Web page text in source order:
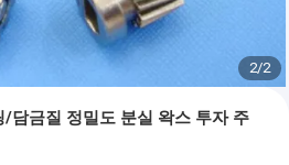
2/2
/담금질 정밀도 분실 왁스 투자 주